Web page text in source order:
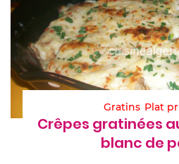
Gratins Plat
Crêpes gratinées
blanc de